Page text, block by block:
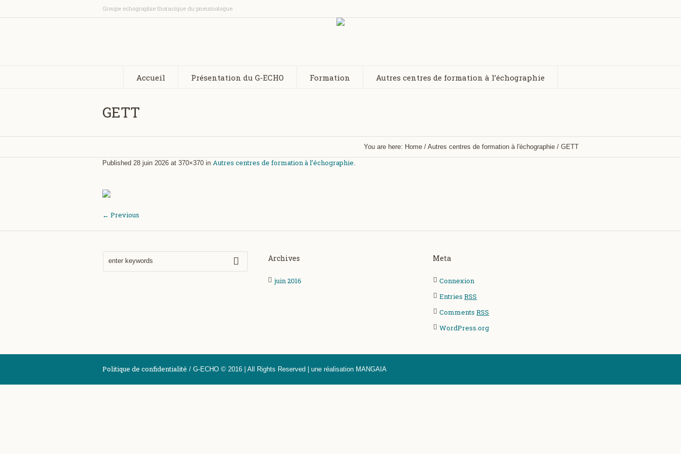
Groupe echographie thoracique du pneumologue
Accueil Présentation du G-ECHO Formation Autres centres de formation à l’échographie
GETT
You are here: Home / Autres centres de formation à l'échographie / GETT
Published 28 juin 2026 at 370×370 in Autres centres de formation à l’échographie.
← Previous
Archives
juin 2016
Meta
Connexion
EntriesRSS
CommentsRSS
WordPress.org
Politique de confidentialité / G-ECHO © 2016 | All Rights Reserved | une réalisation MANGAIA